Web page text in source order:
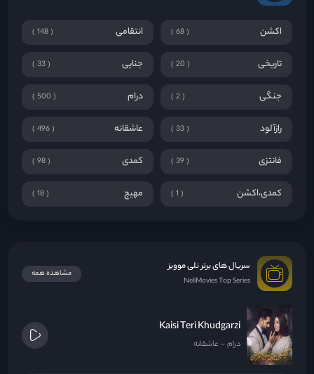
اکشن 68 انتقامی 148
تاریخی 20 جنایی 33
جنگی 2 درام 500
رازآلود 33 عاشقانه 496
فانتزی 39 کمدی 98
کمدی،اکشن 1 مهیج 18
سریال های برتر نلی موویز
NeliMovies Top Series
مشاهده همه
Kaisi Teri Khudgarzi
درام عاشقانه